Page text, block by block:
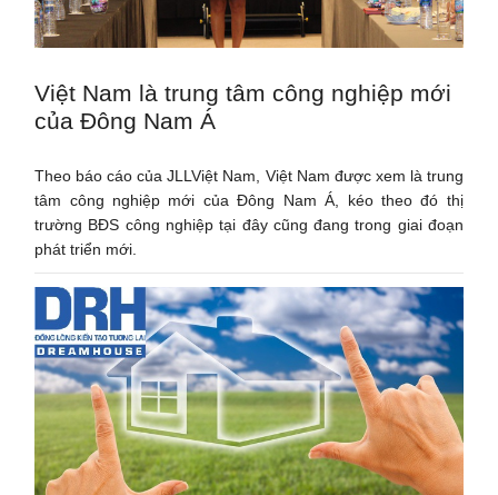
Việt Nam là trung tâm công nghiệp mới
của Đông Nam Á
Theo báo cáo của JLLViệt Nam, Việt Nam được xem là trung
tâm công nghiệp mới của Đông Nam Á, kéo theo đó thị
trường BĐS công nghiệp tại đây cũng đang trong giai đoạn
phát triển mới.